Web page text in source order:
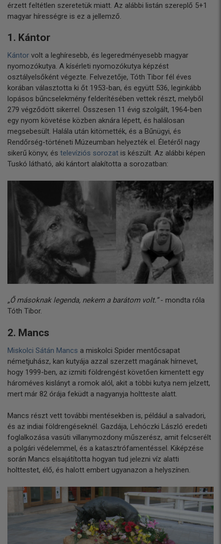
érzett feltétlen szeretetük miatt. Az alábbi listán szereplő 5+1
magyar hírességre is ez a jellemző.
1. Kántor
Kántor volt a leghíresebb, és legeredményesebb magyar
nyomozókutya. A kísérleti nyomozókutya képzést
osztályelsőként végezte. Felvezetője, Tóth Tibor fél éves
korában választotta ki őt 1953-ban, és együtt 536, leginkább
lopásos bűncselekmény felderítésében vettek részt, melyből
279 végződött sikerrel. Összesen 11 évig szolgált, 1964-ben
egy nyom követése közben aknára lépett, és halálosan
megsebesült. Halála után kitömették, és a Bűnügyi, és
Rendőrség-történeti Múzeumban helyezték el. Életéről nagy
sikerű könyv, és televíziós sorozat is készült. Az alábbi képen
Tuskó látható, aki kántort alakította a sorozatban:
„Ő másoknak legenda, nekem a barátom volt.”- mondta róla
Tóth Tibor.
2. Mancs
Miskolci Sátán Mancs a miskolci Spider mentőcsapat
németjuhász, kan kutyája azzal szerzett magának hírnevet,
hogy 1999-ben, az izmiti földrengést követően kimentett egy
hároméves kislányt a romok alól, akit a többi kutya nem jelzett,
mert már 82 órája feküdt a nagyanyja holtteste alatt.
Mancs részt vett további mentésekben is, például a salvadori,
és az indiai földrengéseknél. Gazdája, Lehóczki László eredeti
foglalkozása vasúti villanymozdony műszerész, amit felcserélt
a polgári védelemmel, és a katasztrófamentéssel. Kiképzése
során Mancs elsajátította hogyan tud jelezni víz alatti
holttestet, élő, és halott embert ugyanazon a helyszínen.